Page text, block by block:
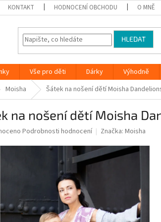
KONTAKT HODNOCENÍ OBCHODU O MNĚ
HLEDAT
Vše pro děti Dárky Výhodně
Moisha Šátek na nošení dětí Moisha
na nošení dětí Moisha
Podrobnosti hodnocení Značka: Moisha